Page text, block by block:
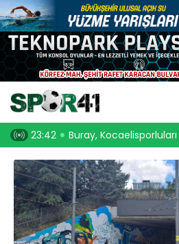
Buray, Kocaelisporluları mest etti
Gölcük
Bld.
Darıca
Salon
Okul